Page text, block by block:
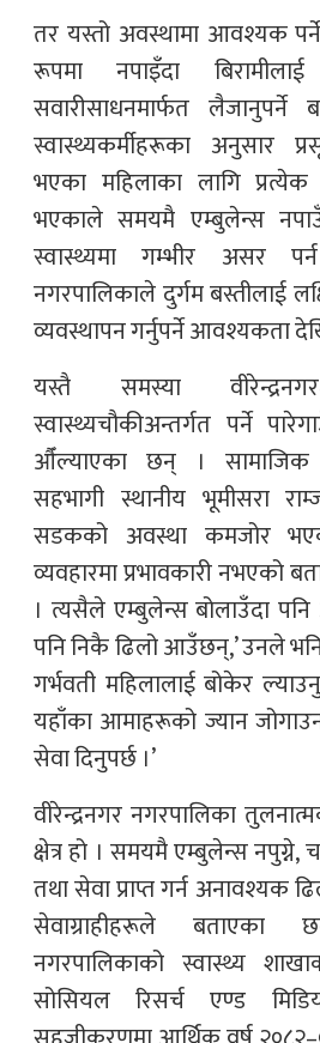
तर यस्तो अवस्थामा आवश्यक
रूपमा नपाइँदा
सवारीसाधनमार्फत
स्वास्थ्यकर्मीहरूका अनुसार
भएका महिलाका लागि
भएकाले समयमै एम्बुलेन्स
स्वास्थ्यमा गम्भीर असर
नगरपालिकाले दुर्गम बस्तीलाई
व्यवस्थापन गर्नुपर्ने आवश्यकता
यस्तै समस्या
स्वास्थ्यचौकीअन्तर्गत पर्ने
औँल्याएका छन् । सामाजिक
सहभागी स्थानीय भूमीसरा
सडकको अवस्था कमजोर
व्यवहारमा प्रभावकारी नभएको
। त्यसैले एम्बुलेन्स बोलाउँदा
पनि निकै ढिलो आउँछन्,’ उनले
गर्भवती महिलालाई बोकेर
यहाँका आमाहरूको ज्यान
सेवा दिनुपर्छ ।’
वीरेन्द्रनगर नगरपालिका
क्षेत्र हो । समयमै एम्बुलेन्स
तथा सेवा प्राप्त गर्न अनावश्यक
सेवाग्राहीहरूले बताएका
नगरपालिकाको स्वास्थ्य
सोसियल रिसर्च एण्ड